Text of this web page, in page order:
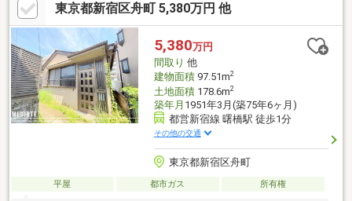
東京都新宿区舟町 5,380万円 他
5,380万円
間取り 他
建物面積97.51m2
土地面積178.6m2
築年月 1951年3月(築75年6ヶ月)
都営新宿線 曙橋駅 徒歩1分
その他の交通
東京都新宿区舟町
平屋 都市ガス 所有権